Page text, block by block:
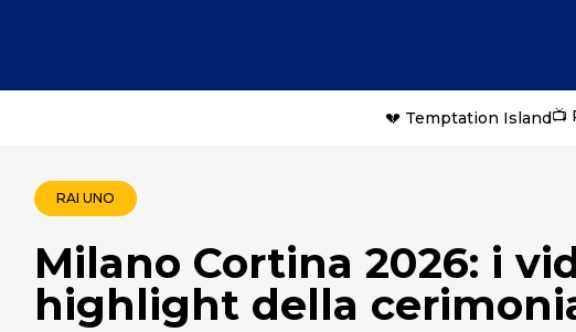
💔 Temptation Island📺
RAI UNO
Milano Cortina 2026: i
highlight della